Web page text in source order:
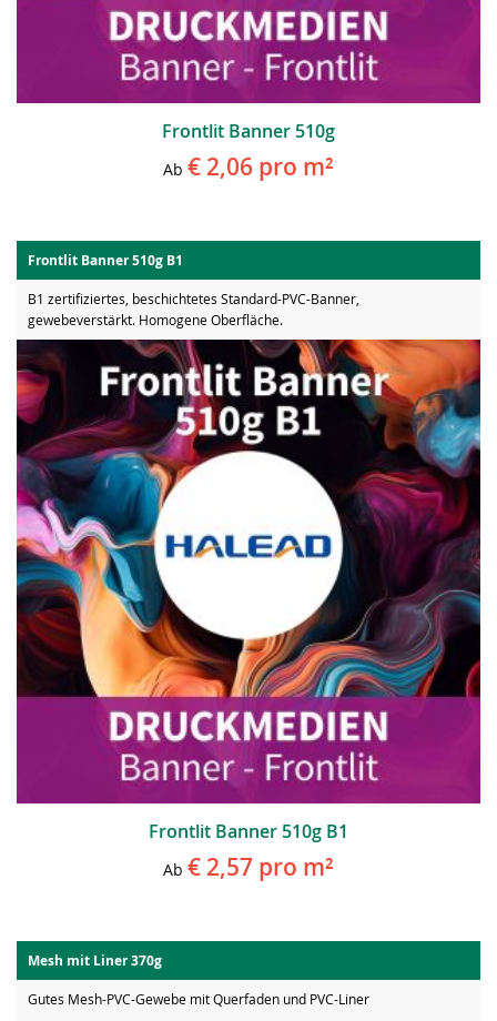
Frontlit Banner 510g
Ab € 2,06 pro m²
Frontlit Banner 510g B1
B1 zertifiziertes, beschichtetes Standard-PVC-Banner,
gewebeverstärkt. Homogene Oberfläche.
Frontlit Banner 510g B1
Ab € 2,57 pro m²
Mesh mit Liner 370g
Gutes Mesh-PVC-Gewebe mit Querfaden und PVC-Liner